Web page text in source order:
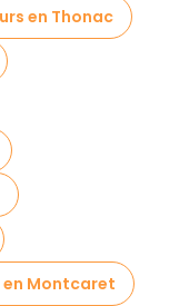
en Thonac
en Montcaret